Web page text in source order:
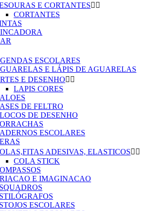
E CORTANTES 
CORTANTES
ESCOLARES
E LÁPIS DE AGUARELAS
E DESENHO 
LAPIS CORES
DE FELTRO
DE DESENHO
ESCOLARES
ADESIVAS, ELASTICOS 
COLA STICK
E IMAGINACAO
ESCOLARES